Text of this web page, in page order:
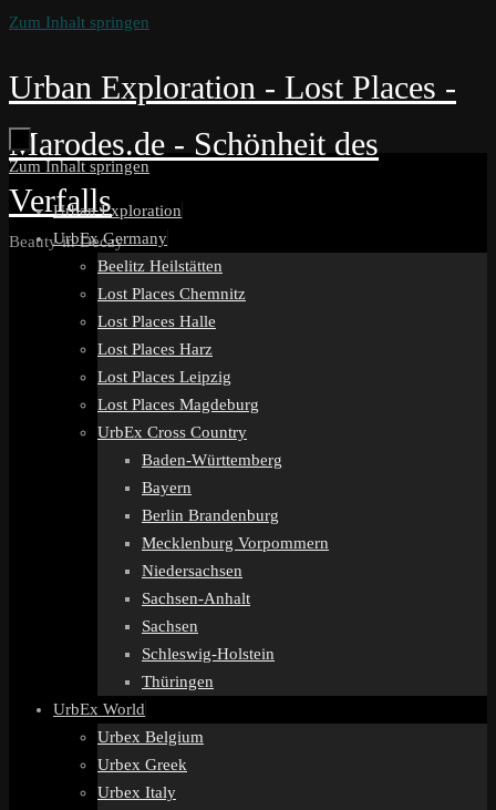
Zum Inhalt springen
Urban Exploration - Lost Places -
Marodes.de - Schönheit des
Verfalls
Beauty in Decay
Zum Inhalt springen
Urban Exploration
UrbEx Germany
Beelitz Heilstätten
Lost Places Chemnitz
Lost Places Halle
Lost Places Harz
Lost Places Leipzig
Lost Places Magdeburg
UrbEx Cross Country
Baden-Württemberg
Bayern
Berlin Brandenburg
Mecklenburg Vorpommern
Niedersachsen
Sachsen-Anhalt
Sachsen
Schleswig-Holstein
Thüringen
UrbEx World
Urbex Belgium
Urbex Greek
Urbex Italy